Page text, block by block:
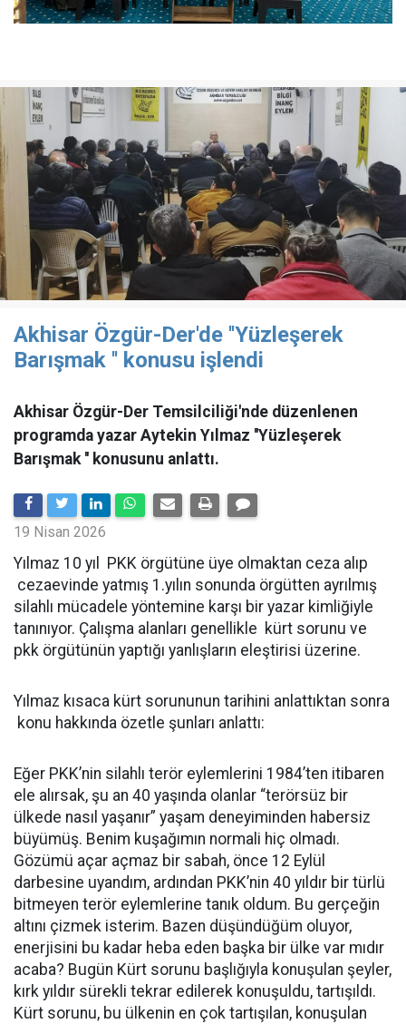
Akhisar Özgür-Der'de ''Yüzleşerek
Barışmak '' konusu işlendi
Akhisar Özgür-Der Temsilciliği'nde düzenlenen
programda yazar Aytekin Yılmaz ''Yüzleşerek
Barışmak '' konusunu anlattı.
19 Nisan 2026
Yılmaz 10 yıl PKK örgütüne üye olmaktan ceza alıp
cezaevinde yatmış 1.yılın sonunda örgütten ayrılmış
silahlı mücadele yöntemine karşı bir yazar kimliğiyle
tanınıyor. Çalışma alanları genellikle kürt sorunu ve
pkk örgütünün yaptığı yanlışların eleştirisi üzerine.
Yılmaz kısaca kürt sorununun tarihini anlattıktan sonra
konu hakkında özetle şunları anlattı:
Eğer PKK’nin silahlı terör eylemlerini 1984’ten itibaren
ele alırsak, şu an 40 yaşında olanlar “terörsüz bir
ülkede nasıl yaşanır” yaşam deneyiminden habersiz
büyümüş. Benim kuşağımın normali hiç olmadı.
Gözümü açar açmaz bir sabah, önce 12 Eylül
darbesine uyandım, ardından PKK’nin 40 yıldır bir türlü
bitmeyen terör eylemlerine tanık oldum. Bu gerçeğin
altını çizmek isterim. Bazen düşündüğüm oluyor,
enerjisini bu kadar heba eden başka bir ülke var mıdır
acaba? Bugün Kürt sorunu başlığıyla konuşulan şeyler,
kırk yıldır sürekli tekrar edilerek konuşuldu, tartışıldı.
Kürt sorunu, bu ülkenin en çok tartışılan, konuşulan